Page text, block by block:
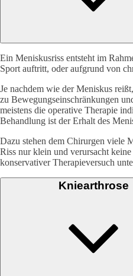
Ein Meniskusriss entsteht im
Sport auftritt, oder aufgrund von
Je nachdem wie der Meniskus
zu Bewegungseinschränkungen
meistens die operative Therapie
Behandlung ist der Erhalt des
Dazu stehen dem Chirurgen viele
Riss nur klein und verursacht
konservativer Therapieversuch
Kniearthrose